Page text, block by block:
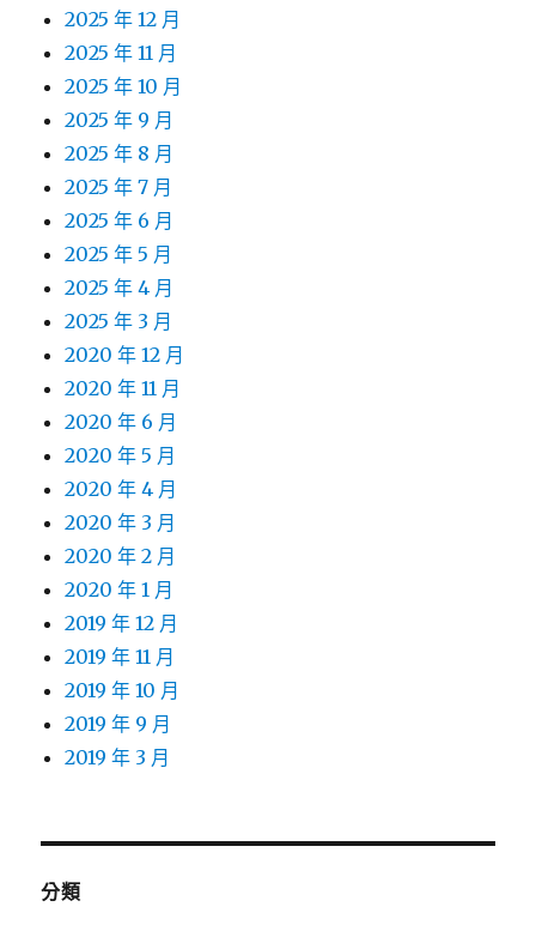
2025 年 12 月
2025 年 11 月
2025 年 10 月
2025 年 9 月
2025 年 8 月
2025 年 7 月
2025 年 6 月
2025 年 5 月
2025 年 4 月
2025 年 3 月
2020 年 12 月
2020 年 11 月
2020 年 6 月
2020 年 5 月
2020 年 4 月
2020 年 3 月
2020 年 2 月
2020 年 1 月
2019 年 12 月
2019 年 11 月
2019 年 10 月
2019 年 9 月
2019 年 3 月
分類